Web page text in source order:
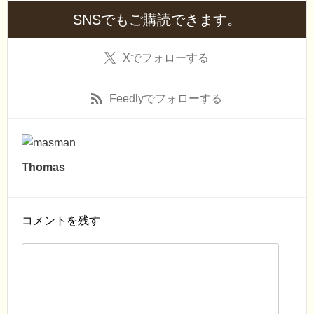
SNSでもご購読できます。
Xでフォローする
Feedlyでフォローする
Thomas
コメントを残す